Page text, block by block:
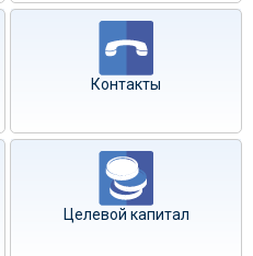
Контакты
Целевой капитал